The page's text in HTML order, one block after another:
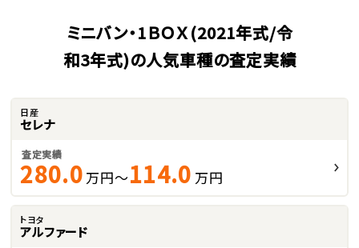
ミニバン・1ＢＯＸ(2021年式/令
和3年式)の人気車種の査定実績
日産
セレナ
査定実績
280.0 万円～114.0 万円
トヨタ
アルファード